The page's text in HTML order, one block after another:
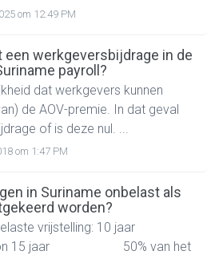
om 12:49 PM
een werkgeversbijdrage in de
payroll?
dat werkgevers kunnen
de AOV-premie. In dat geval
of is deze nul. ...
om 1:47 PM
in Suriname onbelast als
worden?
vrijstelling: 10 jaar
15 jaar 50% van het